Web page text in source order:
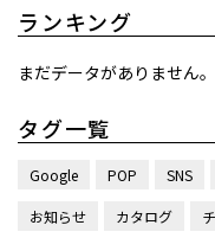
ランキング
まだデータがありません。
タグ一覧
Google POP SNS
お知らせ カタログ